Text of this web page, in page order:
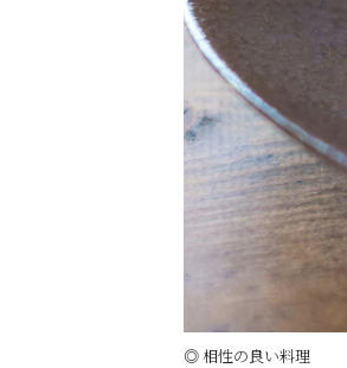
◎ 相性の良い料理